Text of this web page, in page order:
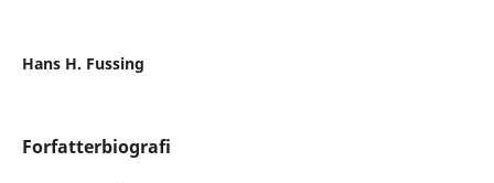
Hans H. Fussing
Forfatterbiografi